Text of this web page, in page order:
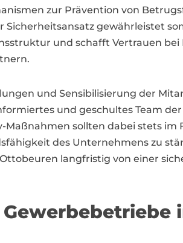
zur Prävention von
Sicherheitsansatz gewährleistet
und schafft Vertrauen bei
und Sensibilisierung der
und geschultes Team
sollten dabei stets im
des Unternehmens zu
langfristig von einer